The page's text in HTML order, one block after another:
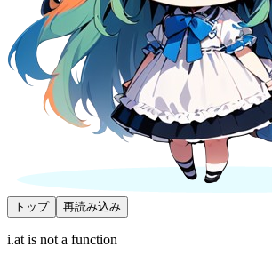
トップ 再読み込み
i.at is not a function